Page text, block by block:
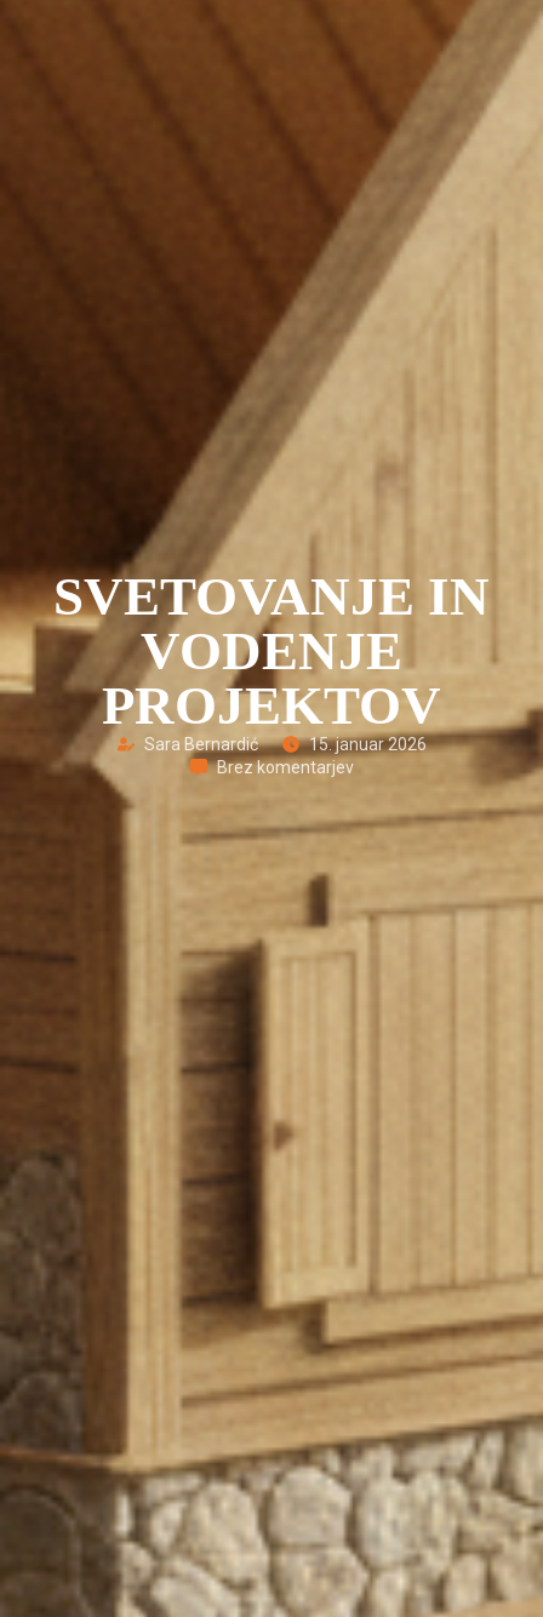
SVETOVANJE IN
VODENJE
PROJEKTOV
Sara Bernardić
15. januar 2026
Brez komentarjev